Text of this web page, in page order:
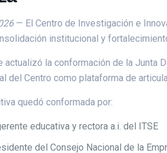
— El Centro de Investigación e
institucional y
actualizó la conformación de la
del Centro como plataforma de
quedó conformada por:
educativa y rectora a.i. del ITSE
del Consejo Nacional de la